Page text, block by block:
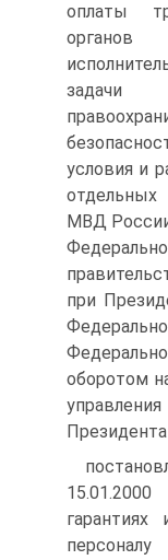
оплаты
условия и
МВД
при
оборотом
гарантиях